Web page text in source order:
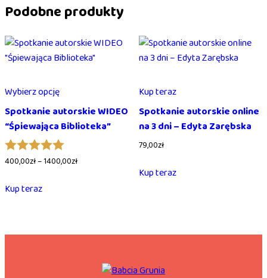
Podobne produkty
Wybierz opcję
Spotkanie autorskie WIDEO
“Śpiewająca Biblioteka”
Oceniono
5.00
400,00zł–1400,00złZakres
Kup terazprodukt
wariantów.
Kup teraz
Spotkanie autorskie online
na 3 dni – Edyta Zarębska
79,00zł
Kup teraz